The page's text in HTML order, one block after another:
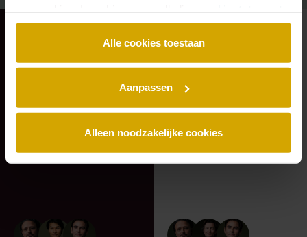
Alle cookies toestaan
Aanpassen
Alleen noodzakelijke cookies
Caddenz
geadviseerd bij de
overname van
Verkeer Service Zuid-
Sandee Groen
geadviseerd bij de
toetreding van
Scheybeeck als